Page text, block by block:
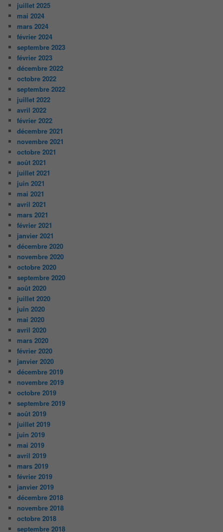
juillet 2025
mai 2024
mars 2024
février 2024
septembre 2023
février 2023
décembre 2022
octobre 2022
septembre 2022
juillet 2022
avril 2022
février 2022
décembre 2021
novembre 2021
octobre 2021
août 2021
juillet 2021
juin 2021
mai 2021
avril 2021
mars 2021
février 2021
janvier 2021
décembre 2020
novembre 2020
octobre 2020
septembre 2020
août 2020
juillet 2020
juin 2020
mai 2020
avril 2020
mars 2020
février 2020
janvier 2020
décembre 2019
novembre 2019
octobre 2019
septembre 2019
août 2019
juillet 2019
juin 2019
mai 2019
avril 2019
mars 2019
février 2019
janvier 2019
décembre 2018
novembre 2018
octobre 2018
septembre 2018